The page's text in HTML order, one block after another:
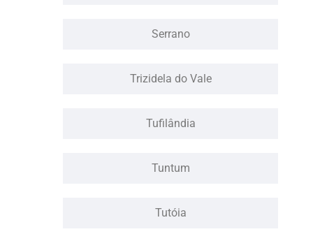
Serrano
Trizidela do Vale
Tufilândia
Tuntum
Tutóia